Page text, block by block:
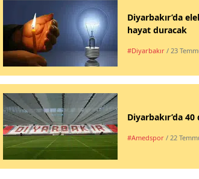
Diyarbakır’da
hayat duracak
#Diyarbakır / 23
Diyarbakır’da
#Amedspor / 22